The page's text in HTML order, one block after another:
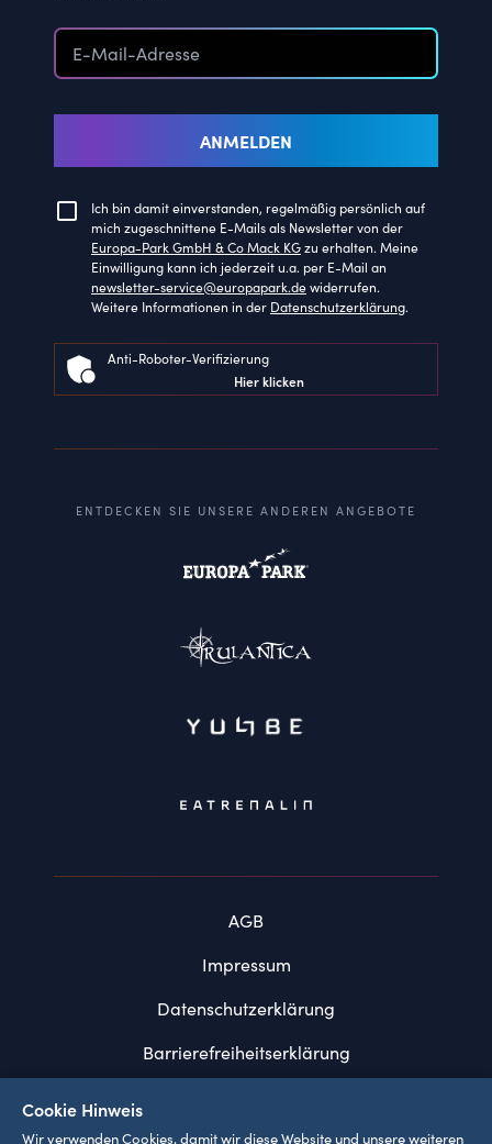
ANMELDEN
Ich bin damit einverstanden, regelmäßig persönlich auf
mich zugeschnittene E-Mails als Newsletter von der
Europa-Park GmbH & Co Mack KGzu erhalten. Meine
Einwilligung kann ich jederzeit u.a. per E-Mail an
newsletter-service@europapark.dewiderrufen.
Weitere Informationen in der Datenschutzerklärung.
Anti-Roboter-Verifizierung
Hier klicken
ENTDECKEN SIE UNSERE ANDEREN ANGEBOTE
AGB
Impressum
Datenschutzerklärung
Barrierefreiheitserklärung
Cookie Hinweis
Wir verwenden Cookies, damit wir diese Website und unsere weiteren